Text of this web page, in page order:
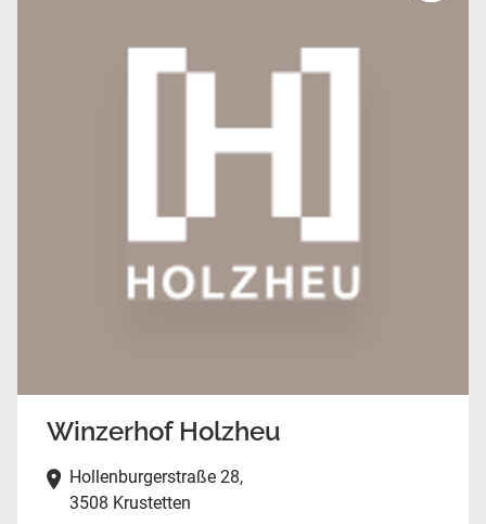
Winzerhof Holzheu
Hollenburgerstraße 28,
3508 Krustetten